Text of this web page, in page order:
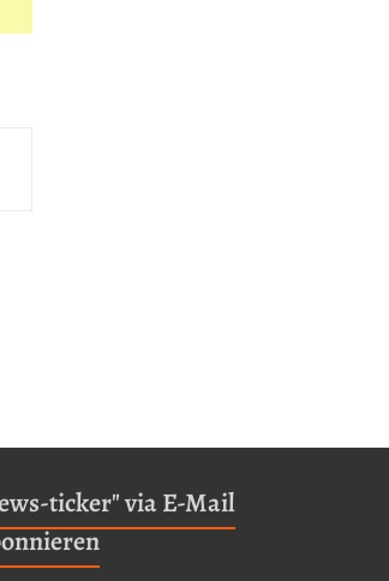
ticker" via E-Mail